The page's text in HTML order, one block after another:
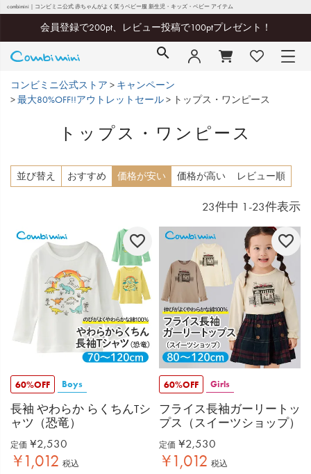
combimini｜コンビミニ公式 赤ちゃんがよく笑うベビー服 新生児・キッズ・ベビー アイテム
会員登録で200pt、レビュー投稿で100ptプレゼント！
コンビミニ公式ストア
キャンペーン
最大80%OFF!!アウトレットセール
トップス・ワンピース
トップス・ワンピース
並び替え おすすめ 価格が安い 価格が高い レビュー順
23件中 1 -23件表示
60%OFF Boys
長袖 やわらか らくちんTシ
ャツ（恐竜）
定価 ¥2,530
¥1,012 税込
60%OFF Girls
フライス長袖ガーリートッ
プス（スイーツショップ）
定価 ¥2,530
¥1,012 税込